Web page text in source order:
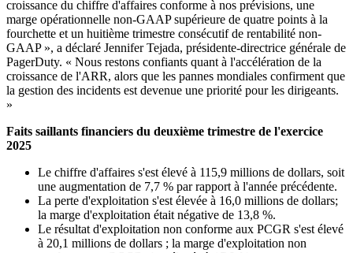
croissance du chiffre d'affaires conforme à nos prévisions, une
marge opérationnelle non-GAAP supérieure de quatre points à la
fourchette et un huitième trimestre consécutif de rentabilité non-
GAAP », a déclaré Jennifer Tejada, présidente-directrice générale de
PagerDuty. « Nous restons confiants quant à l'accélération de la
croissance de l'ARR, alors que les pannes mondiales confirment que
la gestion des incidents est devenue une priorité pour les dirigeants.
»
Faits saillants financiers du deuxième trimestre de l'exercice
2025
Le chiffre d'affaires s'est élevé à 115,9 millions de dollars, soit
une augmentation de 7,7 % par rapport à l'année précédente.
La perte d'exploitation s'est élevée à 16,0 millions de dollars;
la marge d'exploitation était négative de 13,8 %.
Le résultat d'exploitation non conforme aux PCGR s'est élevé
à 20,1 millions de dollars ; la marge d'exploitation non